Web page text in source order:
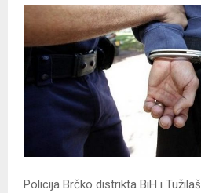
Policija Brčko distrikta BiH i